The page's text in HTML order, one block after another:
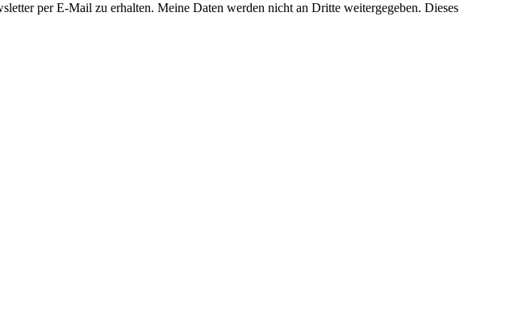
per E-Mail zu erhalten. Meine Daten werden nicht an Dritte weitergegeben. Dieses